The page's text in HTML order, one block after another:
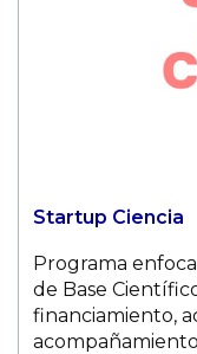
Startup Ciencia
Programa
de Base
financiamiento,